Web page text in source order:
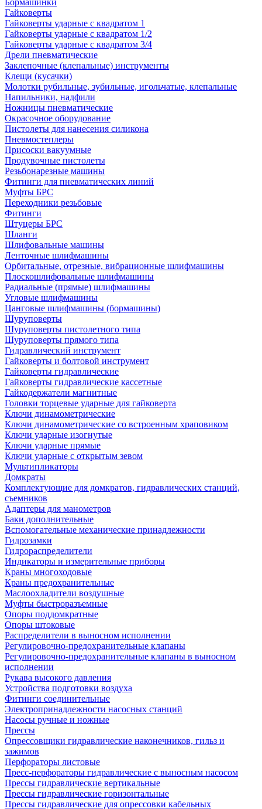
Бормашинки
Гайковерты
Гайковерты ударные с квадратом 1
Гайковерты ударные с квадратом 1/2
Гайковерты ударные с квадратом 3/4
Дрели пневматические
Заклепочные (клепальные) инструменты
Клещи (кусачки)
Молотки рубильные, зубильные, игольчатые, клепальные
Напильники, надфили
Ножницы пневматические
Окрасочное оборудование
Пистолеты для нанесения силикона
Пневмостеплеры
Присоски вакуумные
Продувочные пистолеты
Резьбонарезные машины
Фитинги для пневматических линий
Муфты БРС
Переходники резьбовые
Фитинги
Штуцеры БРС
Шланги
Шлифовальные машины
Ленточные шлифмашины
Орбитальные, отрезные, вибрационные шлифмашины
Плоскошлифовальные шлифмашины
Радиальные (прямые) шлифмашины
Угловые шлифмашины
Цанговые шлифмашины (бормашины)
Шуруповерты
Шуруповерты пистолетного типа
Шуруповерты прямого типа
Гидравлический инструмент
Гайковерты и болтовой инструмент
Гайковерты гидравлические
Гайковерты гидравлические кассетные
Гайкодержатели магнитные
Головки торцевые ударные для гайковерта
Ключи динамометрические
Ключи динамометрические со встроенным храповиком
Ключи ударные изогнутые
Ключи ударные прямые
Ключи ударные с открытым зевом
Мультипликаторы
Домкраты
Комплектующие для домкратов, гидравлических станций,
съемников
Адаптеры для манометров
Баки дополнительные
Вспомогательные механические принадлежности
Гидрозамки
Гидрораспределители
Индикаторы и измерительные приборы
Краны многоходовые
Краны предохранительные
Маслоохладители воздушные
Муфты быстроразъемные
Опоры поддомкратные
Опоры штоковые
Распределители в выносном исполнении
Регулировочно-предохранительные клапаны
Регулировочно-предохранительные клапаны в выносном
исполнении
Рукава высокого давления
Устройства подготовки воздуха
Фитинги соединительные
Электропринадлежности насосных станций
Насосы ручные и ножные
Прессы
Опрессовщики гидравлические наконечников, гильз и
зажимов
Перфораторы листовые
Пресс-перфораторы гидравлические с выносным насосом
Прессы гидравлические вертикальные
Прессы гидравлические горизонтальные
Прессы гидравлические для опрессовки кабельных